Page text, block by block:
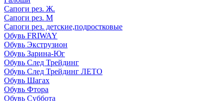
Сапоги рез. Ж.
Сапоги рез. М
Сапоги рез. детские,подростковые
Обувь FRIWAY
Обувь Экструзион
Обувь Зарина-Юг
Обувь След Трейдинг
Обувь След Трейдинг ЛЕТО
Обувь Шагах
Обувь Фтора
Обувь Суббота